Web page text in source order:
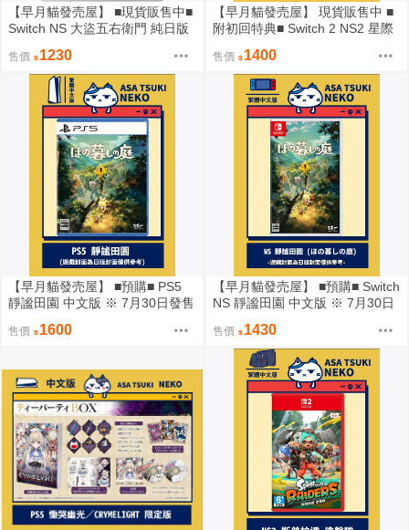
【早月貓發売屋】 ■現貨販售中■
Switch NS 大盜五右衛門 純日版
售價 1230
【早月貓發売屋】 現貨販售中 ■
附初回特典■ Switch 2 NS2 星際
售價 1400
【早月貓發売屋】 ■預購■ PS5
靜謐田園 中文版 ※ 7月30日發售
售價 1600
【早月貓發売屋】 ■預購■ Switch
NS 靜謐田園 中文版 ※ 7月30日
售價 1430